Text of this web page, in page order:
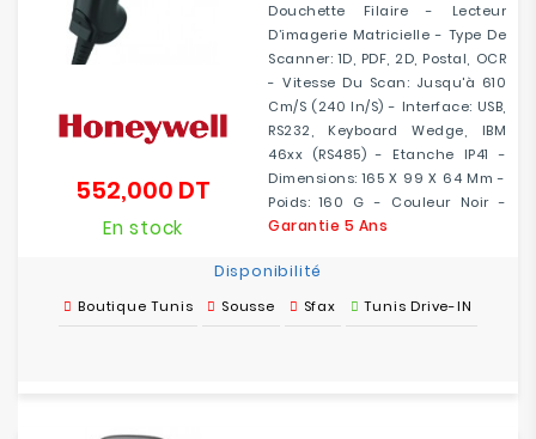
Douchette Filaire - Lecteur
D’imagerie Matricielle - Type De
Scanner: 1D, PDF, 2D, Postal, OCR
- Vitesse Du Scan: Jusqu'à 610
Cm/s (240 In/s) - Interface: USB,
RS232, Keyboard Wedge, IBM
46xx (RS485) - Etanche IP41 -
Dimensions: 165 X 99 X 64 Mm -
Poids: 160 G - Couleur Noir -
Garantie 5 Ans
552,000 DT
En stock
Disponibilité
Boutique Tunis Sousse Sfax Tunis Drive-IN